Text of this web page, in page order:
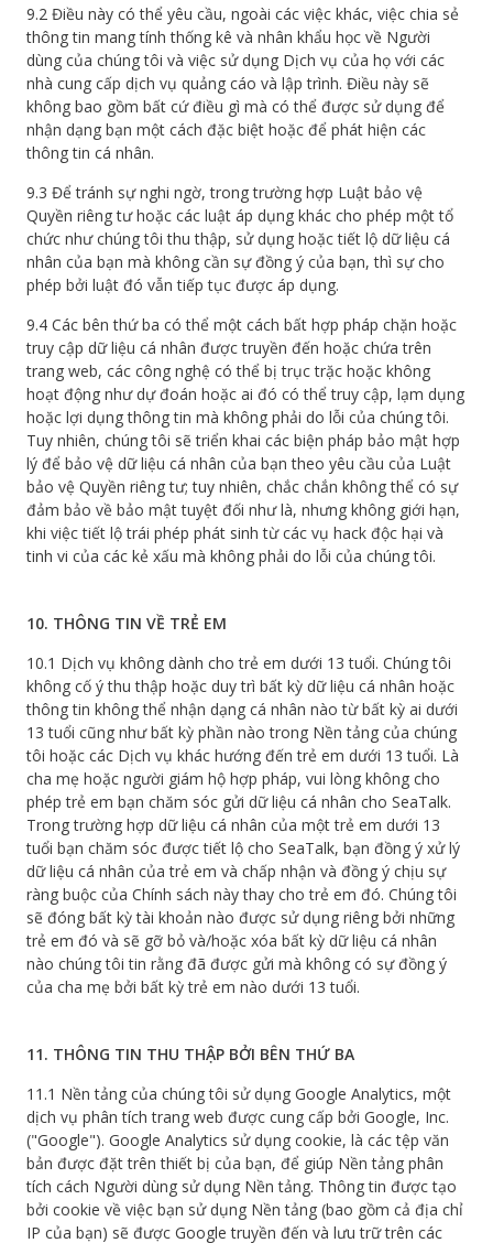
9.2 Điều này có thể yêu cầu, ngoài các việc khác, việc chia sẻ
thông tin mang tính thống kê và nhân khẩu học về Người
dùng của chúng tôi và việc sử dụng Dịch vụ của họ với các
nhà cung cấp dịch vụ quảng cáo và lập trình. Điều này sẽ
không bao gồm bất cứ điều gì mà có thể được sử dụng để
nhận dạng bạn một cách đặc biệt hoặc để phát hiện các
thông tin cá nhân.
9.3 Để tránh sự nghi ngờ, trong trường hợp Luật bảo vệ
Quyền riêng tư hoặc các luật áp dụng khác cho phép một tổ
chức như chúng tôi thu thập, sử dụng hoặc tiết lộ dữ liệu cá
nhân của bạn mà không cần sự đồng ý của bạn, thì sự cho
phép bởi luật đó vẫn tiếp tục được áp dụng.
9.4 Các bên thứ ba có thể một cách bất hợp pháp chặn hoặc
truy cập dữ liệu cá nhân được truyền đến hoặc chứa trên
trang web, các công nghệ có thể bị trục trặc hoặc không
hoạt động như dự đoán hoặc ai đó có thể truy cập, lạm dụng
hoặc lợi dụng thông tin mà không phải do lỗi của chúng tôi.
Tuy nhiên, chúng tôi sẽ triển khai các biện pháp bảo mật hợp
lý để bảo vệ dữ liệu cá nhân của bạn theo yêu cầu của Luật
bảo vệ Quyền riêng tư; tuy nhiên, chắc chắn không thể có sự
đảm bảo về bảo mật tuyệt đối như là, nhưng không giới hạn,
khi việc tiết lộ trái phép phát sinh từ các vụ hack độc hại và
tinh vi của các kẻ xấu mà không phải do lỗi của chúng tôi.
10. THÔNG TIN VỀ TRẺ EM
10.1 Dịch vụ không dành cho trẻ em dưới 13 tuổi. Chúng tôi
không cố ý thu thập hoặc duy trì bất kỳ dữ liệu cá nhân hoặc
thông tin không thể nhận dạng cá nhân nào từ bất kỳ ai dưới
13 tuổi cũng như bất kỳ phần nào trong Nền tảng của chúng
tôi hoặc các Dịch vụ khác hướng đến trẻ em dưới 13 tuổi. Là
cha mẹ hoặc người giám hộ hợp pháp, vui lòng không cho
phép trẻ em bạn chăm sóc gửi dữ liệu cá nhân cho SeaTalk.
Trong trường hợp dữ liệu cá nhân của một trẻ em dưới 13
tuổi bạn chăm sóc được tiết lộ cho SeaTalk, bạn đồng ý xử lý
dữ liệu cá nhân của trẻ em và chấp nhận và đồng ý chịu sự
ràng buộc của Chính sách này thay cho trẻ em đó. Chúng tôi
sẽ đóng bất kỳ tài khoản nào được sử dụng riêng bởi những
trẻ em đó và sẽ gỡ bỏ và/hoặc xóa bất kỳ dữ liệu cá nhân
nào chúng tôi tin rằng đã được gửi mà không có sự đồng ý
của cha mẹ bởi bất kỳ trẻ em nào dưới 13 tuổi.
11. THÔNG TIN THU THẬP BỞI BÊN THỨ BA
11.1 Nền tảng của chúng tôi sử dụng Google Analytics, một
dịch vụ phân tích trang web được cung cấp bởi Google, Inc.
("Google"). Google Analytics sử dụng cookie, là các tệp văn
bản được đặt trên thiết bị của bạn, để giúp Nền tảng phân
tích cách Người dùng sử dụng Nền tảng. Thông tin được tạo
bởi cookie về việc bạn sử dụng Nền tảng (bao gồm cả địa chỉ
IP của bạn) sẽ được Google truyền đến và lưu trữ trên các